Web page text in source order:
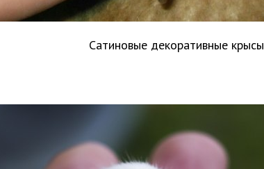
Сатиновые декоративные крысы